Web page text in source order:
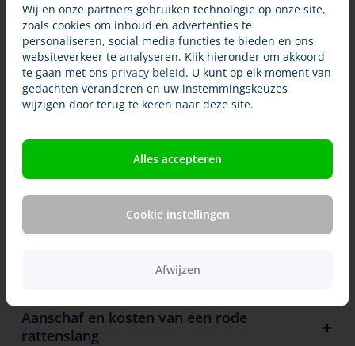
15 jaar oud, maar er zijn ook exemplaren bekend van 25
jaar.
Verschillende varianten
Van nature
Rode rattenslangen verzorgen en hanteren
Voeding voor rode rattenslangen
Voortplanting
Aanschaf en kosten van een rode
rattenslang
Wij en onze partners gebruiken technologie op onze site,
zoals cookies om inhoud en advertenties te
personaliseren, social media functies te bieden en ons
websiteverkeer te analyseren. Klik hieronder om akkoord
te gaan met ons privacy beleid. U kunt op elk moment van
gedachten veranderen en uw instemmingskeuzes
wijzigen door terug te keren naar deze site.
Alles accepteren
Cookie instellingen
Afwijzen